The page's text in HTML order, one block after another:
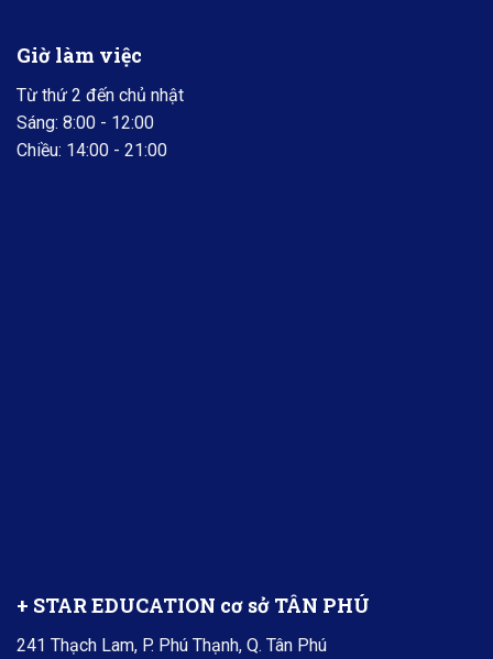
Giờ làm việc
Từ thứ 2 đến chủ nhật
Sáng: 8:00 - 12:00
Chiều: 14:00 - 21:00
+ STAR EDUCATION cơ sở TÂN PHÚ
241 Thạch Lam, P. Phú Thạnh, Q. Tân Phú